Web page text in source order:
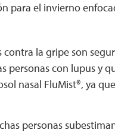
para el invierno
contra la gripe son
personas con lupus y
nasal FluMist®, ya
personas